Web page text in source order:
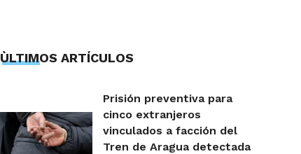
ÙLTIMOS ARTÍCULOS
Prisión preventiva para
cinco extranjeros
vinculados a facción del
Tren de Aragua detectada